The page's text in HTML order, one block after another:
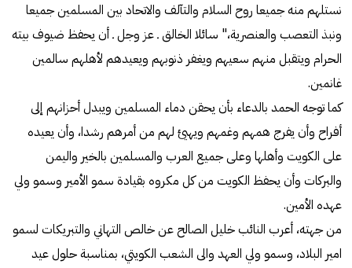
نستلهم منه جميعا روح السلام والتآلف والاتحاد بين المسلمين جميعا
ونبذ التعصب والعنصرية،" سائلا الخالق ـ عز وجل ـ أن يحفظ ضيوف بيته
الحرام ويتقبل منهم سعيهم ويغفر ذنوبهم ويعيدهم لأهلهم سالمين
غانمين.
كما توجه الحمد بالدعاء بأن يحقن دماء المسلمين ويبدل أحزانهم إلى
أفراح وأن يفرج همهم وغمهم ويهيئ لهم من أمرهم رشدا، وأن يعيده
على الكويت وأهلها وعلى جميع العرب والمسلمين بالخير واليمن
والبركات وأن يحفظ الكويت من كل مكروه بقيادة سمو الأمير وسمو ولي
عهده الأمين.
من جهته، أعرب النائب خليل الصالح عن خالص التهاني والتبريكات لسمو
امير البلاد، وسمو ولي العهد والى الشعب الكويتي، بمناسبة حلول عيد